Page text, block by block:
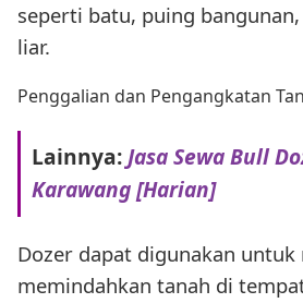
seperti batu, puing
liar.
Penggalian dan Pengangkatan
Lainnya:Jasa Sewa Bull
Karawang [Harian]
Dozer dapat digunakan untuk
memindahkan tanah di